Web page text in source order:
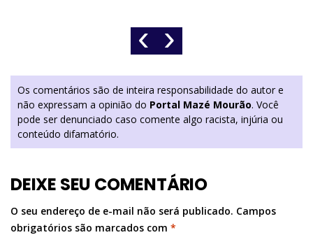
‹ ›
Os comentários são de inteira responsabilidade do autor e
não expressam a opinião do Portal Mazé Mourão. Você
pode ser denunciado caso comente algo racista, injúria ou
conteúdo difamatório.
DEIXE SEU COMENTÁRIO
O seu endereço de e-mail não será publicado. Campos
obrigatórios são marcados com *